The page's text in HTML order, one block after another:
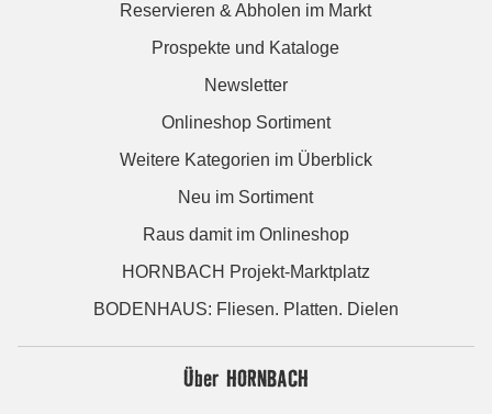
Reservieren & Abholen im Markt
Prospekte und Kataloge
Newsletter
Onlineshop Sortiment
Weitere Kategorien im Überblick
Neu im Sortiment
Raus damit im Onlineshop
HORNBACH Projekt-Marktplatz
BODENHAUS: Fliesen. Platten. Dielen
Über HORNBACH